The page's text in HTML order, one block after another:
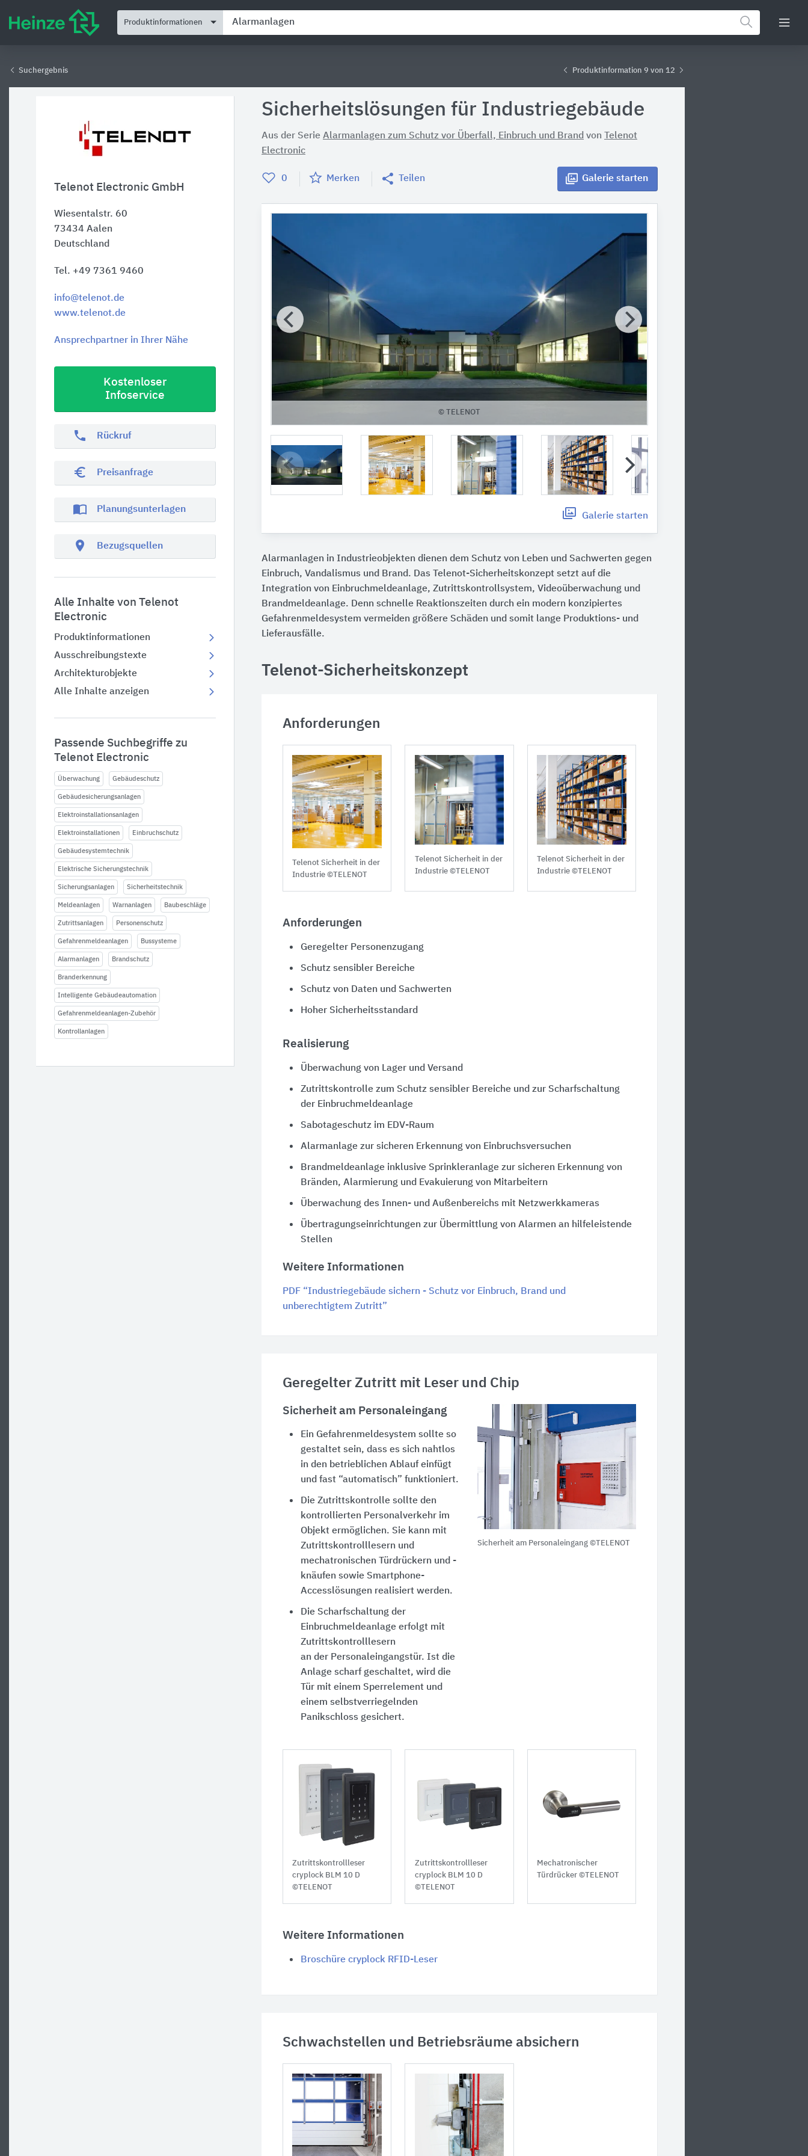
Produktinformationen
Suchergebnis Produktinformation 9 von 12
Telenot Electronic GmbH
Wiesentalstr. 60
73434 Aalen
Deutschland
Tel. +49 7361 9460
info@telenot.de
www.telenot.de
Ansprechpartner in Ihrer Nähe
Kostenloser
Infoservice
phone Rückruf
euro_symbol Preisanfrage
import_contacts Planungsunterlagen
location_on Bezugsquellen
Alle Inhalte von Telenot
Electronic
Produktinformationen
Ausschreibungstexte
Architekturobjekte
Alle Inhalte anzeigen
Passende Suchbegriffe zu
Telenot Electronic
Überwachung Gebäudeschutz
Gebäudesicherungsanlagen
Elektroinstallationsanlagen
Elektroinstallationen Einbruchschutz
Gebäudesystemtechnik
Elektrische Sicherungstechnik
Sicherungsanlagen Sicherheitstechnik
Meldeanlagen Warnanlagen Baubeschläge
Zutrittsanlagen Personenschutz
Gefahrenmeldeanlagen Bussysteme
Alarmanlagen Brandschutz
Branderkennung
Intelligente Gebäudeautomation
Gefahrenmeldeanlagen-Zubehör
Kontrollanlagen
Sicherheitslösungen für Industriegebäude
Aus der Serie Alarmanlagen zum Schutz vor Überfall, Einbruch und Brand von
Telenot
Electronic
0 Merken Teilen Galerie starten
© TELENOT
Galerie starten
Alarmanlagen in Industrieobjekten dienen dem Schutz von Leben und Sachwerten gegen
Einbruch, Vandalismus und Brand. Das Telenot-Sicherheitskonzept setzt auf die
Integration von Einbruchmeldeanlage, Zutrittskontrollsystem, Videoüberwachung und
Brandmeldeanlage. Denn schnelle Reaktionszeiten durch ein modern konzipiertes
Gefahrenmeldesystem vermeiden größere Schäden und somit lange Produktions- und
Lieferausfälle.
Telenot-Sicherheitskonzept
Anforderungen
Telenot Sicherheit in der
Industrie ©TELENOT
Telenot Sicherheit in der
Industrie ©TELENOT
Telenot Sicherheit in der
Industrie ©TELENOT
Anforderungen
Geregelter Personenzugang
Schutz sensibler Bereiche
Schutz von Daten und Sachwerten
Hoher Sicherheitsstandard
Realisierung
Überwachung von Lager und Versand
Zutrittskontrolle zum Schutz sensibler Bereiche und zur Scharfschaltung
der Einbruchmeldeanlage
Sabotageschutz im EDV-Raum
Alarmanlage zur sicheren Erkennung von Einbruchsversuchen
Brandmeldeanlage inklusive Sprinkleranlage zur sicheren Erkennung von
Bränden, Alarmierung und Evakuierung von Mitarbeitern
Überwachung des Innen- und Außenbereichs mit Netzwerkkameras
Übertragungseinrichtungen zur Übermittlung von Alarmen an hilfeleistende
Stellen
Weitere Informationen
PDF “Industriegebäude sichern - Schutz vor Einbruch, Brand und
unberechtigtem Zutritt”
Geregelter Zutritt mit Leser und Chip
Sicherheit am Personaleingang ©TELENOT
Sicherheit am Personaleingang
Ein Gefahrenmeldesystem sollte so
gestaltet sein, dass es sich nahtlos
in den betrieblichen Ablauf einfügt
und fast “automatisch” funktioniert.
Die Zutrittskontrolle sollte den
kontrollierten Personalverkehr im
Objekt ermöglichen. Sie kann mit
Zutrittskontrolllesern und
mechatronischen Türdrückern und -
knäufen sowie Smartphone-
Accesslösungen realisiert werden.
Die Scharfschaltung der
Einbruchmeldeanlage erfolgt mit
Zutrittskontrolllesern
an der Personaleingangstür. Ist die
Anlage scharf geschaltet, wird die
Tür mit einem Sperrelement und
einem selbstverriegelnden
Panikschloss gesichert.
Zutrittskontrollleser
cryplock BLM 10 D
©TELENOT
Zutrittskontrollleser
cryplock BLM 10 D
©TELENOT
Mechatronischer
Türdrücker ©TELENOT
Weitere Informationen
Broschüre cryplock RFID-Leser
Schwachstellen und Betriebsräume absichern